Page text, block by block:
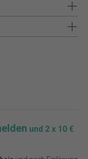
und 2 x 10 €